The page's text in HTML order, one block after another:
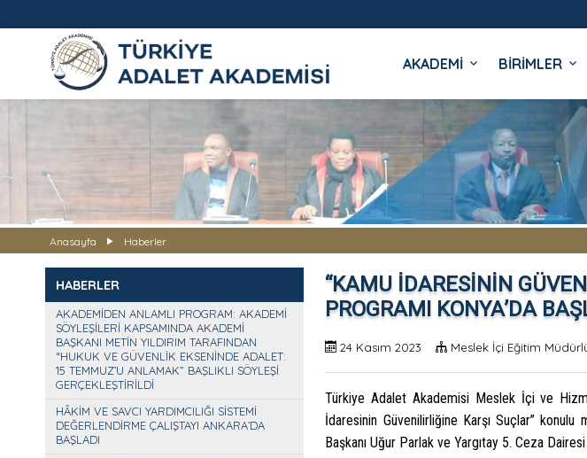
TÜRKİYE ADALET AKADEMİSİ
AKADEMİ BİRİMLER
Anasayfa Haberler
HABERLER
AKADEMİDEN ANLAMLI PROGRAM: AKADEMİ
SÖYLEŞİLERİ KAPSAMINDA AKADEMİ
BAŞKANI METİN YILDIRIM TARAFINDAN
“HUKUK VE GÜVENLİK EKSENİNDE ADALET:
15 TEMMUZ’U ANLAMAK” BAŞLIKLI SÖYLEŞİ
GERÇEKLEŞTİRİLDİ
HÂKİM VE SAVCI YARDIMCILIĞI SİSTEMİ
DEĞERLENDİRME ÇALIŞTAYI ANKARA’DA
BAŞLADI
“KAMU İDARESİNİN
PROGRAMI KONYA’DA
24 Kasım 2023 Meslek İçi Eğitim
Türkiye Adalet Akademisi Meslek İçi ve
İdaresinin Güvenilirliğine Karşı Suçlar”
Başkanı Uğur Parlak ve Yargıtay 5. Ceza